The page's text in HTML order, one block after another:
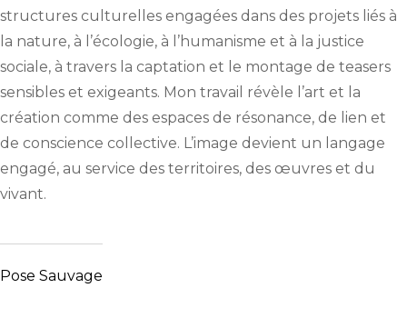
structures culturelles engagées dans des projets liés à
la nature, à l’écologie, à l’humanisme et à la justice
sociale, à travers la captation et le montage de teasers
sensibles et exigeants. Mon travail révèle l’art et la
création comme des espaces de résonance, de lien et
de conscience collective. L’image devient un langage
engagé, au service des territoires, des œuvres et du
vivant.
Pose Sauvage